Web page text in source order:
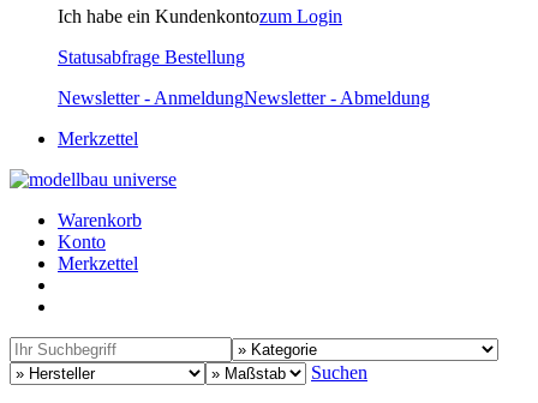
Ich habe ein Kundenkontozum Login
Statusabfrage Bestellung
Newsletter - AnmeldungNewsletter - Abmeldung
Merkzettel
Warenkorb
Konto
Merkzettel
Suchen